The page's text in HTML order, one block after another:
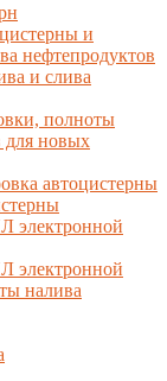
и
нефтепродуктов
и слива
полноты
для новых
автоцистерны
электронной
электронной
налива